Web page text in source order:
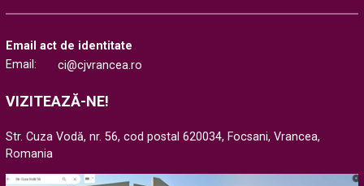
Email act de identitate
Email:
ci@cjvrancea.ro
VIZITEAZĂ-NE!
Str. Cuza Vodă, nr. 56, cod postal 620034, Focsani, Vrancea,
Romania